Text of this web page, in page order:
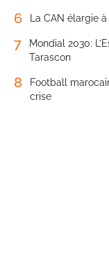
6 La CAN élargie
7
Mondial 2030:
Tarascon
8
Football
crise